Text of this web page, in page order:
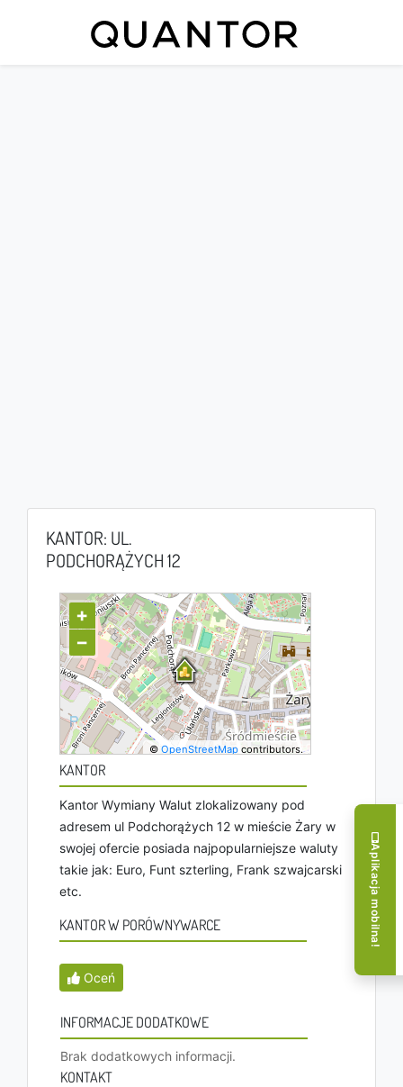
KANTOR: UL.
PODCHORĄŻYCH 12
+
−
©OpenStreetMap contributors.
KANTOR
Kantor Wymiany Walut zlokalizowany pod
adresem ul Podchorążych 12 w mieście Żary w
swojej ofercie posiada najpopularniejsze waluty
takie jak: Euro, Funt szterling, Frank szwajcarski
etc.
KANTOR W PORÓWNYWARCE
Oceń
INFORMACJE DODATKOWE
Brak dodatkowych informacji.
KONTAKT
Aplikacja mobilna!